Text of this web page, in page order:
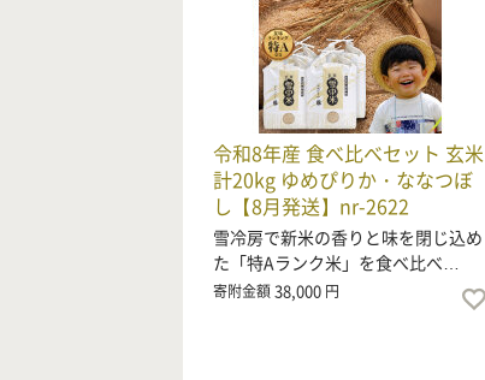
令和8年産 食べ比べセット 玄米
計20kg ゆめぴりか・ななつぼ
し【8月発送】nr-2622
雪冷房で新米の香りと味を閉じ込め
た「特Aランク米」を食べ比べ…
寄附金額38,000 円